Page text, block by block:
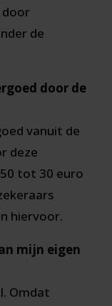
door
de
door de
vanuit de
deze
tot 30 euro
hiervoor.
mijn eigen
Omdat